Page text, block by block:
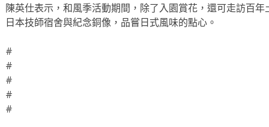
陳英仕表示，和風季活動期間，除了入園賞花，還可走訪百
日本技師宿舍與紀念銅像，品嘗日式風味的點心。
#
#
#
#
#